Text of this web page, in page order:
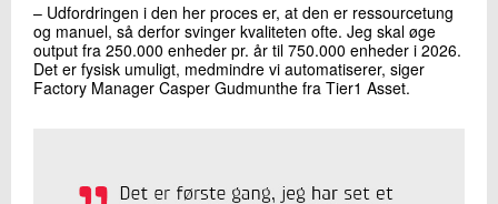
– Udfordringen i den her proces er, at den er ressourcetung
og manuel, så derfor svinger kvaliteten ofte. Jeg skal øge
output fra 250.000 enheder pr. år til 750.000 enheder i 2026.
Det er fysisk umuligt, medmindre vi automatiserer, siger
Factory Manager Casper Gudmunthe fra Tier1 Asset.